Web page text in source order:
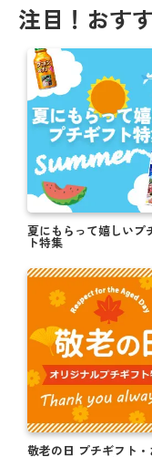
注目！おす
夏にもらって嬉しいプ
ト特集
敬老の日 プチギフト